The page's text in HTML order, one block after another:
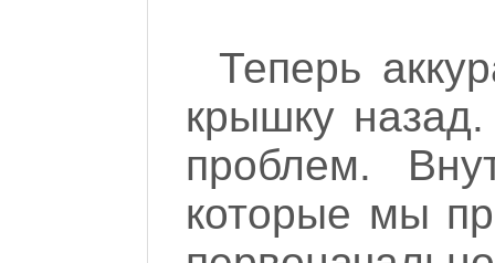
Теперь
крышку
проблем.
которые мы